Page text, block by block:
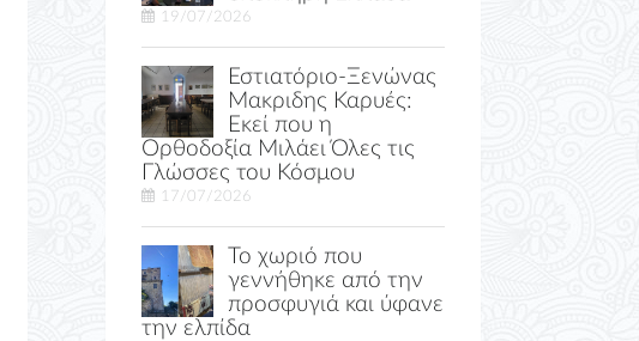
19/07/2026
Εστιατόριο-Ξενώνας
Μακριδης Καρυές:
Εκεί που η
Ορθοδοξία Μιλάει Όλες τις
Γλώσσες του Κόσμου
17/07/2026
Το χωριό που
γεννήθηκε από την
προσφυγιά και ύφανε
την ελπίδα